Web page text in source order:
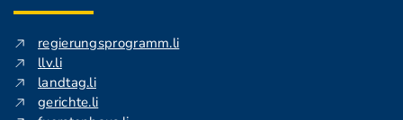
regierungsprogramm.li
llv.li
landtag.li
gerichte.li